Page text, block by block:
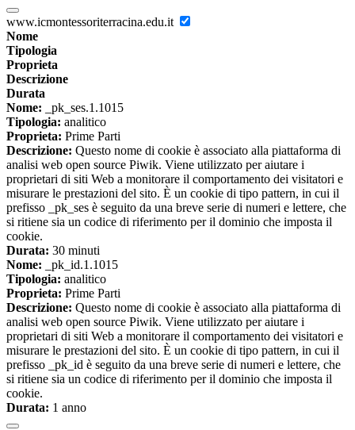
www.icmontessoriterracina.edu.it
Nome
Tipologia
Proprieta
Descrizione
Durata
Nome: _pk_ses.1.1015
Tipologia: analitico
Proprieta: Prime Parti
Descrizione: Questo nome di cookie è associato alla piattaforma di
analisi web open source Piwik. Viene utilizzato per aiutare i
proprietari di siti Web a monitorare il comportamento dei visitatori e
misurare le prestazioni del sito. È un cookie di tipo pattern, in cui il
prefisso _pk_ses è seguito da una breve serie di numeri e lettere, che
si ritiene sia un codice di riferimento per il dominio che imposta il
cookie.
Durata: 30 minuti
Nome: _pk_id.1.1015
Tipologia: analitico
Proprieta: Prime Parti
Descrizione: Questo nome di cookie è associato alla piattaforma di
analisi web open source Piwik. Viene utilizzato per aiutare i
proprietari di siti Web a monitorare il comportamento dei visitatori e
misurare le prestazioni del sito. È un cookie di tipo pattern, in cui il
prefisso _pk_id è seguito da una breve serie di numeri e lettere, che
si ritiene sia un codice di riferimento per il dominio che imposta il
cookie.
Durata: 1 anno